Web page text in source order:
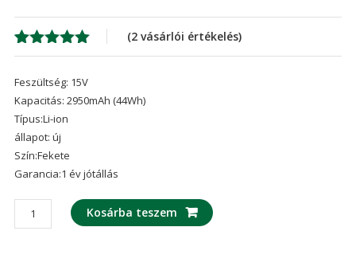
Értékelés
ből,
2
értékelés
alapján
(2 vásárlói értékelés)
Feszültség: 15V
Kapacitás: 2950mAh (44Wh)
Típus:Li-ion
állapot: új
Szín:Fekete
Garancia:1 év jótállás
laptop
akku/akkumulátor
Kosárba teszem